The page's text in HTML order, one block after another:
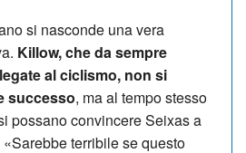
si nasconde una vera
Killow, che da sempre
al ciclismo, non si
successo, ma al tempo stesso
possano convincere Seixas a
terribile se questo